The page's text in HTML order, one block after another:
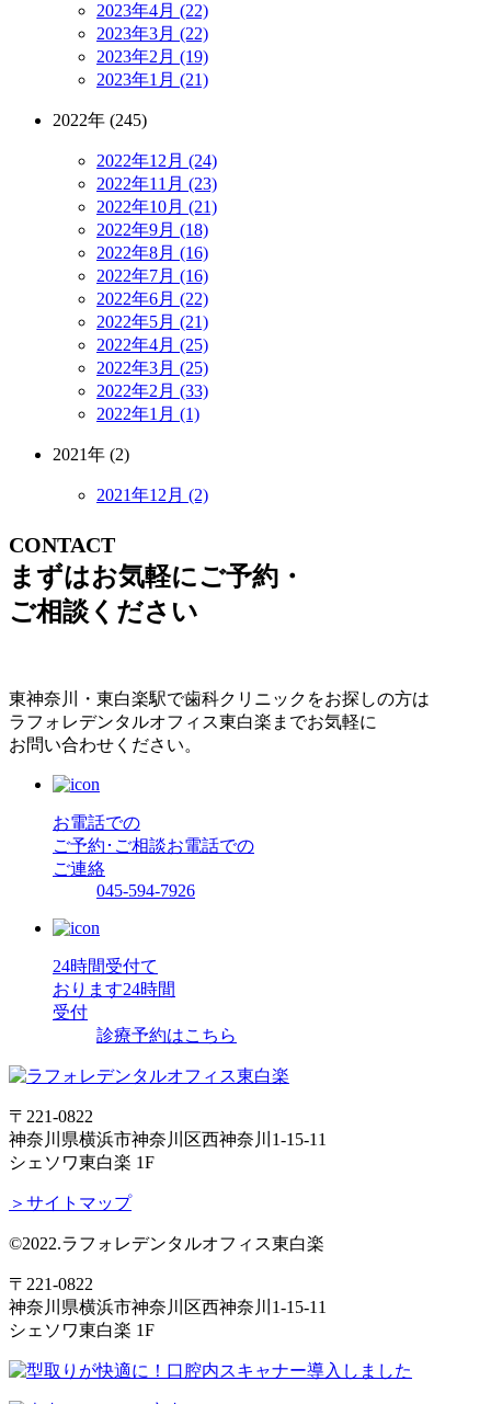
2023年4月 (22)
2023年3月 (22)
2023年2月 (19)
2023年1月 (21)
2022年 (245)
2022年12月 (24)
2022年11月 (23)
2022年10月 (21)
2022年9月 (18)
2022年8月 (16)
2022年7月 (16)
2022年6月 (22)
2022年5月 (21)
2022年4月 (25)
2022年3月 (25)
2022年2月 (33)
2022年1月 (1)
2021年 (2)
2021年12月 (2)
CONTACT
まずはお気軽にご予約・
ご相談ください
東神奈川・東白楽駅で歯科クリニックをお探しの方は
ラフォレデンタルオフィス東白楽までお気軽に
お問い合わせください。
お電話での
ご予約･ご相談お電話での
ご連絡
045-594-7926
24時間受付て
おります24時間
受付
診療予約はこちら
〒221-0822
神奈川県横浜市神奈川区西神奈川1-15-11
シェソワ東白楽 1F
＞サイトマップ
©2022.ラフォレデンタルオフィス東白楽
〒221-0822
神奈川県横浜市神奈川区西神奈川1-15-11
シェソワ東白楽 1F